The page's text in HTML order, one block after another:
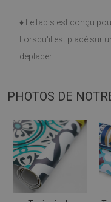
♦
Le tapis est conçu
Lorsqu'il est placé sur
déplacer.
PHOTOS DE